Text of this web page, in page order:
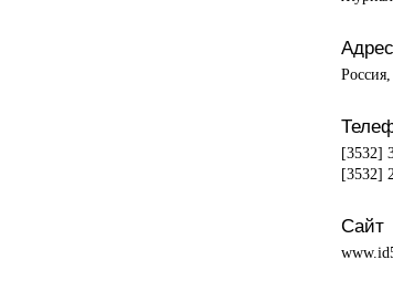
Адрес
[3532]
[3532]
Сайт